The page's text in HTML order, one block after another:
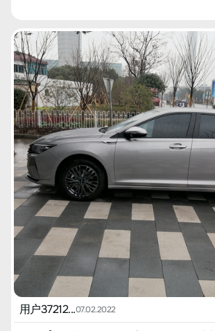
необязательно относится к этой компании.
то, что хорошо сделано. Надеюсь, что
нас, потребителей.
управление хорошее, куда направите, туда и
топлива】 На данный момент проехал около
средний расход топлива 8.4! Кажется, что
снизить, всем в машине не стоит включать
поедете, потому что как только запустите
начнется подсчет расхода топлива (это
стоит завести, только если собираетесь
【Запас хода】 На данный момент не
машины автосалон залил топлива на 355
пробега был 540 километров, проехав 100
показывал 580 километров. Вчера вечером
показывал одно деление, при этом запас
сегодня проехал около 50 километров,
пробега 70 километров. 【Наиболее
пространство и стильный внешний вид. 【
понравилось】 1. Белый салон маркий 2.
медленно, мало трафика, когда его нет,
немного тугодум (глух) 3. Звук двигателя
и ветра все говорят, что сильный, но я могу
крайней мере, это лучше, чем Beiqi Huansu
60 км/ч слышен электрический шум, причина
автосалон не знает ответа. 5. Зеркала не
автоматические дворники иногда
3301 (акция - 99 юаней). Внес предоплату
18 декабря, обещали готовность к концу
позвонили и сказали, что машина готова, что
Внес половину стоимости, взял кредит на
месяцев, общая стоимость составила
Впечатления от вождения Поскольку зима в северных регионах
холодная, на холодную машину
переключается передача, вначале разгон
вялым, но это можно стерпеть, на более
довольно бодро. Поскольку комплектация
высокая, интеллектуальная система помощи
работает на скорости около 80 км/ч, на
не рисковать, обнаружение полос вызывает
беспокойство, система может вмешиваться
высокой скорости в поворотах лучше
можно столкнуться. Конечно, на поворотах
снижается, но все-таки лучше
технологии хороши, я верю в себя. Кстати,
довольно клевый. На данный момент нет
Разве что однажды на трассе система
сработала должным образом, вовремя не
расстояние. Расход топлива На данный момент проехал 1000
км, средний расход около 8.5 литров.
магистралям, шоссе и проселочным дорогам
сторону на более чем 200 км, минимальный
用户37212...07.02.2022